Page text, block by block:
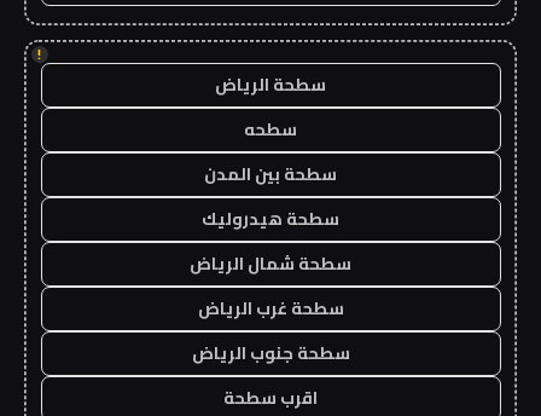
!
سطحة الرياض
سطحه
سطحة بين المدن
سطحة هيدروليك
سطحة شمال الرياض
سطحة غرب الرياض
سطحة جنوب الرياض
اقرب سطحة